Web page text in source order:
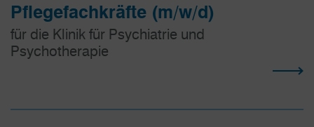
Pflegefachkräfte (m/w/d)
für die Klinik für Psychiatrie und
Psychotherapie